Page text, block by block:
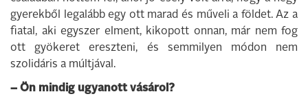
gyerekből legalább egy ott marad és műveli a földet. Az a
fiatal, aki egyszer elment, kikopott onnan, már nem fog
ott gyökeret ereszteni, és semmilyen módon nem
szolidáris a múltjával.
– Ön mindig ugyanott vásárol?